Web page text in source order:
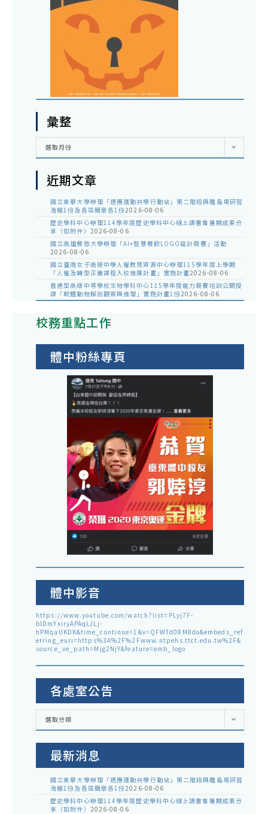
彙整
彙
選取月份
近期文章
國立東華大學辦理「適應運動共學行動站」第二階段與離島場研習
海報1份及各區簡章各1份2026-08-06
歷史學科中心辦理114學年度歷史學科中心線上讀書會暑期成果分
享（如附件） 2026-08-06
國立高雄餐旅大學辦理「AI+智慧餐飲LOGO設計競賽」活動
2026-08-06
國立臺南女子高級中學人權教育資源中心辦理115學年度上學期
「人權及轉型正義課程入校推廣計畫」實施計畫2026-08-06
普通型高級中等學校生物學科中心115學年度能力競賽培訓公開授
課「軟體動物解剖觀察與推理」實施計畫1份2026-08-06
校務重點工作
體中粉絲專頁
體中影音
https://www.youtube.com/watch?list=PLyj7F-
blDmYxiryAPAqLJLj-
hPMqaUKDK&time_continue=1&v=QFWTd08M8do&embeds_ref
erring_euri=https%3A%2F%2Fwww.ntpehs.ttct.edu.tw%2F&
source_ve_path=Mjg2NjY&feature=emb_logo
各處室公告
各
室
選取分類
最新消息
國立東華大學辦理「適應運動共學行動站」第二階段與離島場研習
海報1份及各區簡章各1份2026-08-06
歷史學科中心辦理114學年度歷史學科中心線上讀書會暑期成果分
享（如附件） 2026-08-06